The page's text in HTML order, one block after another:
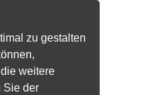
zu gestalten
weitere
Sie der